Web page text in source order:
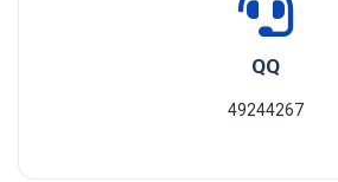
QQ
49244267